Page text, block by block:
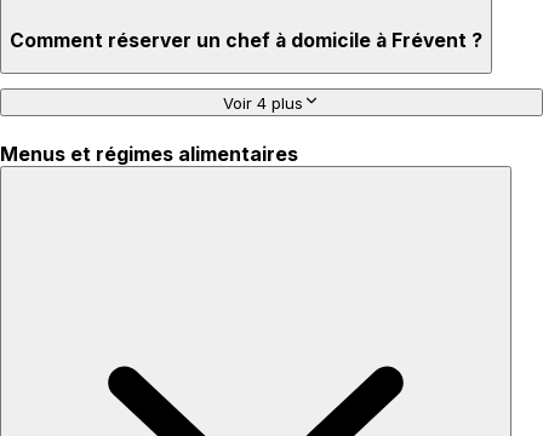
Comment réserver un chef à domicile à Frévent ?
Voir 4 plus
Menus et régimes alimentaires